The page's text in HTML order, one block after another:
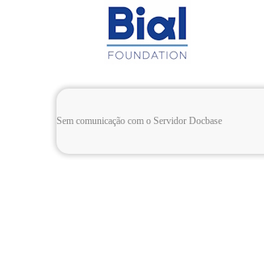
Sem comunicação com o Servidor Docbase